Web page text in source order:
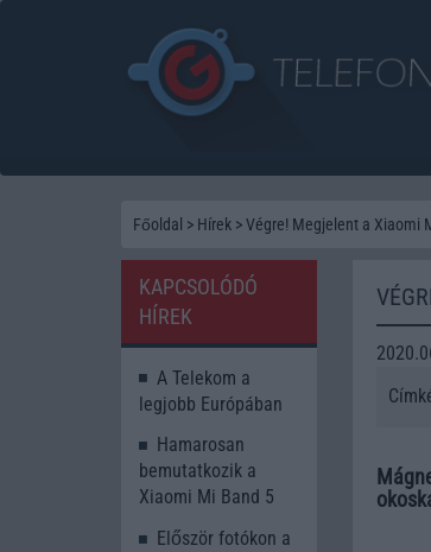
Főoldal > Hírek >Végre! Megjelent a Xiaomi
KAPCSOLÓDÓ
HÍREK
A Telekom a
legjobb Európában
Hamarosan
bemutatkozik a
Xiaomi Mi Band 5
Először fotókon a